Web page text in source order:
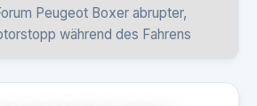
Peugeot Boxer abrupter,
während des Fahrens